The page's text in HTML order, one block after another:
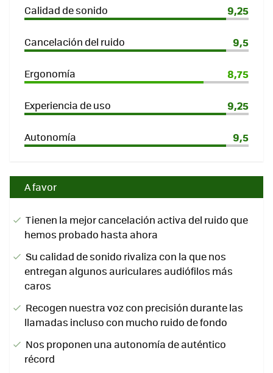
Calidad de sonido 9,25
Cancelación del ruido 9,5
Ergonomía 8,75
Experiencia de uso 9,25
Autonomía 9,5
A favor
Tienen la mejor cancelación activa del ruido que
hemos probado hasta ahora
Su calidad de sonido rivaliza con la que nos
entregan algunos auriculares audiófilos más
caros
Recogen nuestra voz con precisión durante las
llamadas incluso con mucho ruido de fondo
Nos proponen una autonomía de auténtico
récord